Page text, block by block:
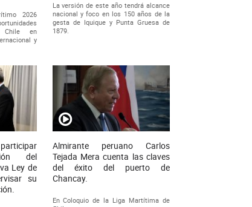
2026
en
y
La versión de este año tendrá alcance
nacional y foco en los 150 años de la
gesta de Iquique y Punta Gruesa de
1879.
del
Ley de
su
Almirante peruano Carlos
Tejada Mera cuenta las claves
del éxito del puerto de
Chancay.
En Coloquio de la Liga Martítima de